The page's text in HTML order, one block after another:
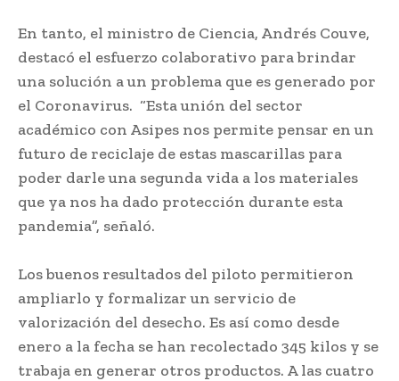
En tanto, el ministro de Ciencia, Andrés Couve,
destacó el esfuerzo colaborativo para brindar
una solución a un problema que es generado por
el Coronavirus. “Esta unión del sector
académico con Asipes nos permite pensar en un
futuro de reciclaje de estas mascarillas para
poder darle una segunda vida a los materiales
que ya nos ha dado protección durante esta
pandemia”, señaló.
Los buenos resultados del piloto permitieron
ampliarlo y formalizar un servicio de
valorización del desecho. Es así como desde
enero a la fecha se han recolectado 345 kilos y se
trabaja en generar otros productos. A las cuatro